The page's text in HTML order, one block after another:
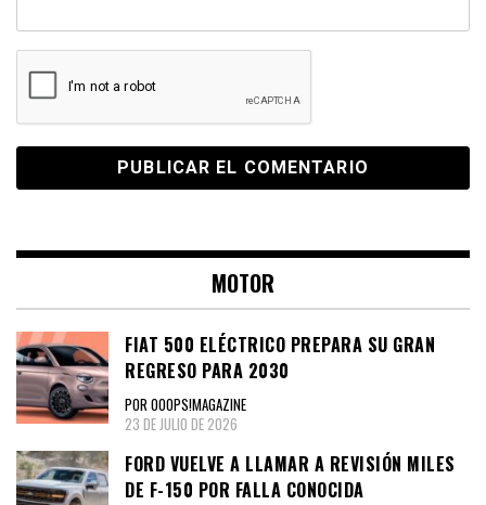
MOTOR
FIAT 500 ELÉCTRICO PREPARA SU GRAN
REGRESO PARA 2030
POR OOOPS!MAGAZINE
23 DE JULIO DE 2026
FORD VUELVE A LLAMAR A REVISIÓN MILES
DE F-150 POR FALLA CONOCIDA